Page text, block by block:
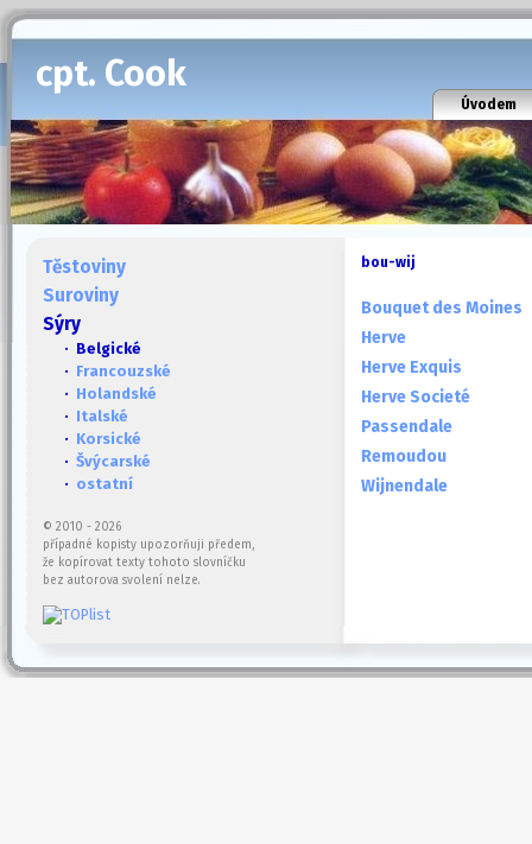
cpt. Cook
Úvodem
Těstoviny
Suroviny
Sýry
· Belgické
· Francouzské
· Holandské
· Italské
· Korsické
· Švýcarské
· ostatní
© 2010 - 2026
případné kopisty upozorňuji předem,
že kopírovat texty tohoto slovníčku
bez autorova svolení nelze.
bou-wij
Bouquet des Moines
Herve
Herve Exquis
Herve Societé
Passendale
Remoudou
Wijnendale